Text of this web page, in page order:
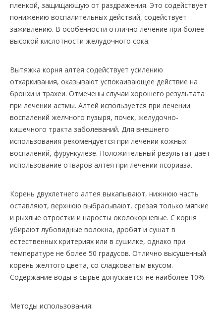
пленкой, защищающую от раздражения. Это содействует
понижению воспалительных действий, содействует
заживлению. В особенности отлично лечение при более
высокой кислотности желудочного сока.
Вытяжка корня алтея содействует усилению
отхаркивания, оказывают успокаивающее действие на
бронхи и трахеи. Отмечены случаи хорошего результата
при лечении астмы. Алтей используется при лечении
воспалений желчного пузыря, почек, желудочно-
кишечного тракта заболеваний. Для внешнего
использования рекомендуется при лечении кожных
воспалений, фурункулезе. Положительный результат дает
использование отваров алтея при лечении псориаза.
Корень двухлетнего алтея выкапывают, нижнюю часть
оставляют, верхнюю выбрасывают, срезая только мягкие
и рыхлые отростки и наросты околокорневые. С корня
убирают лубовидные волокна, дробят и сушат в
естественных критериях или в сушилке, однако при
температуре не более 50 градусов. Отлично высушенный
корень желтого цвета, со сладковатым вкусом.
Содержание воды в сырье допускается не наиболее 10%.
Методы использования: